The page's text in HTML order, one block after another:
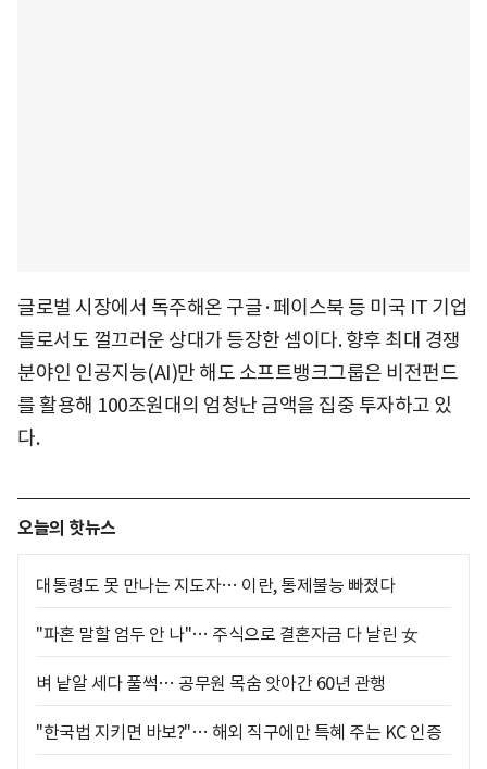
글로벌 시장에서 독주해온 구글·페이스북 등 미국 IT 기업
들로서도 껄끄러운 상대가 등장한 셈이다. 향후 최대 경쟁
분야인 인공지능(AI)만 해도 소프트뱅크그룹은 비전펀드
를 활용해 100조원대의 엄청난 금액을 집중 투자하고 있
다.
오늘의 핫뉴스
대통령도 못 만나는 지도자… 이란, 통제불능 빠졌다
"파혼 말할 엄두 안 나"… 주식으로 결혼자금 다 날린 女
벼 낱알 세다 풀썩… 공무원 목숨 앗아간 60년 관행
"한국법 지키면 바보?"… 해외 직구에만 특혜 주는 KC 인증